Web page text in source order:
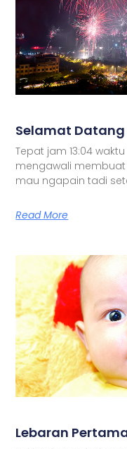
Selamat Datang
Tepat jam 13:04
mengawali membuat
mau ngapain tadi
Read More
Lebaran